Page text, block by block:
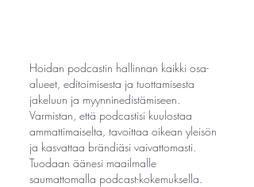
Hoidan podcastin hallinnan kaikki osa-
alueet, editoimisesta ja tuottamisesta
jakeluun ja myynninedistämiseen.
Varmistan, että podcastisi kuulostaa
ammattimaiselta, tavoittaa oikean yleisön
ja kasvattaa brändiäsi vaivattomasti.
Tuodaan äänesi maailmalle
saumattomalla podcast-kokemuksella.